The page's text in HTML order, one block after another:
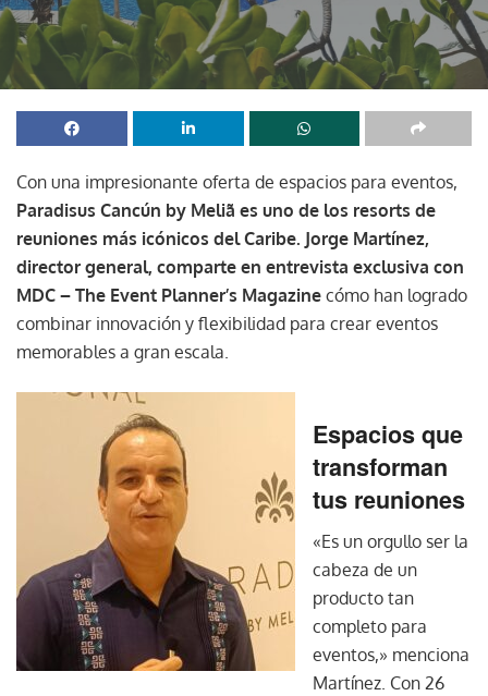
Con una impresionante oferta de espacios para eventos,
Paradisus Cancún by Meliã es uno de los resorts de
reuniones más icónicos del Caribe. Jorge Martínez,
director general, comparte en entrevista exclusiva con
MDC – The Event Planner’s Magazine cómo han logrado
combinar innovación y flexibilidad para crear eventos
memorables a gran escala.
Espacios que
transforman
tus reuniones
«Es un orgullo ser la
cabeza de un
producto tan
completo para
eventos,» menciona
Martínez. Con 26